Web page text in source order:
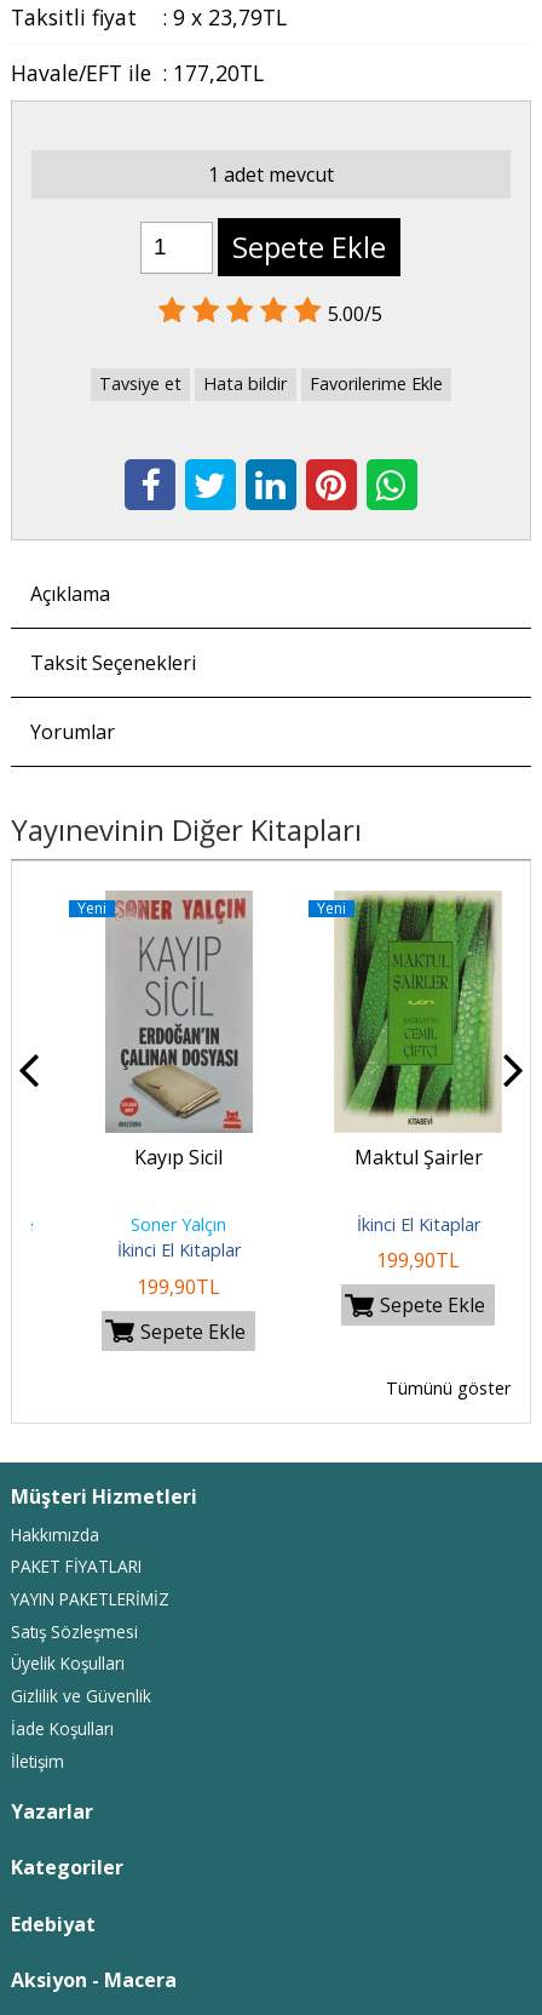
Taksitli fiyat
: 9 x 23,79TL
Havale/EFT ile : 177,20TL
1 adet mevcut
Sepete Ekle
5.00/5
Tavsiye et Hata bildir Favorilerime Ekle
Açıklama
Taksit Seçenekleri
Yorumlar
Yayınevinin Diğer Kitapları
Yeni
Kayıp Sicil
Soner Yalçın
İkinci El Kitaplar
199,90TL
Sepete Ekle
Yeni
Maktul Şairler
İkinci El Kitaplar
199,90TL
Sepete Ekle
Tümünü göster
Müşteri Hizmetleri
Hakkımızda
PAKET FİYATLARI
YAYIN PAKETLERİMİZ
Satış Sözleşmesi
Üyelik Koşulları
Gizlilik ve Güvenlik
İade Koşulları
İletişim
Yazarlar
Kategoriler
Edebiyat
Aksiyon - Macera